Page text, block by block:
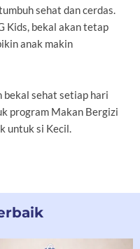
sehat dan cerdas.
Kids, bekal akan tetap
anak makin
bekal sehat setiap hari
program Makan Bergizi
untuk si Kecil.